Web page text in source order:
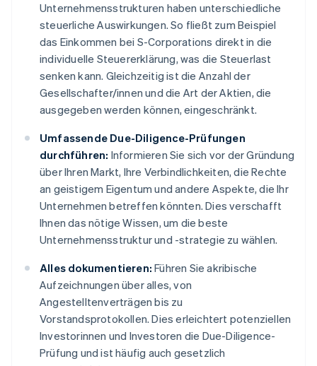
Unternehmensstrukturen haben unterschiedliche
steuerliche Auswirkungen. So fließt zum Beispiel
das Einkommen bei S-Corporations direkt in die
individuelle Steuererklärung, was die Steuerlast
senken kann. Gleichzeitig ist die Anzahl der
Gesellschafter/innen und die Art der Aktien, die
ausgegeben werden können, eingeschränkt.
Umfassende Due-Diligence-Prüfungen
durchführen: Informieren Sie sich vor der Gründung
über Ihren Markt, Ihre Verbindlichkeiten, die Rechte
an geistigem Eigentum und andere Aspekte, die Ihr
Unternehmen betreffen könnten. Dies verschafft
Ihnen das nötige Wissen, um die beste
Unternehmensstruktur und -strategie zu wählen.
Alles dokumentieren: Führen Sie akribische
Aufzeichnungen über alles, von
Angestelltenverträgen bis zu
Vorstandsprotokollen. Dies erleichtert potenziellen
Investorinnen und Investoren die Due-Diligence-
Prüfung und ist häufig auch gesetzlich